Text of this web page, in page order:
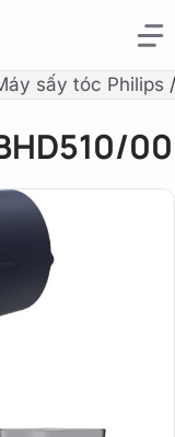
sấy tóc Philips
00